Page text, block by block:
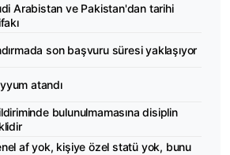
Arabistan ve Pakistan'dan tarihi
son başvuru süresi yaklaşıyor
atandı
bulunulmamasına disiplin
af yok, kişiye özel statü yok, bunu